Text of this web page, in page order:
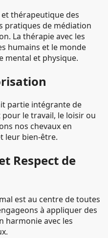
thérapeutique des
pratiques de médiation
La thérapie avec les
humains et le monde
mental et physique.
partie intégrante de
le travail, le loisir ou
nos chevaux en
leur bien-être.
Respect de
est au centre de toutes
à appliquer des
harmonie avec les